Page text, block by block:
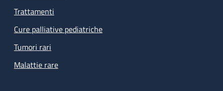
Trattamenti
Cure palliative pediatriche
Tumori rari
Malattie rare